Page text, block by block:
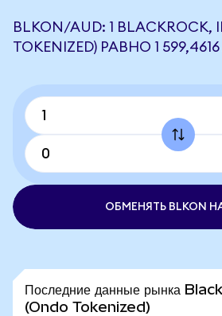
BLKON/AUD: 1 BLACKROCK,
TOKENIZED) РАВНО 1
ОБМЕНЯТЬ BLKON
Последние данные рынка
(Ondo Tokenized)